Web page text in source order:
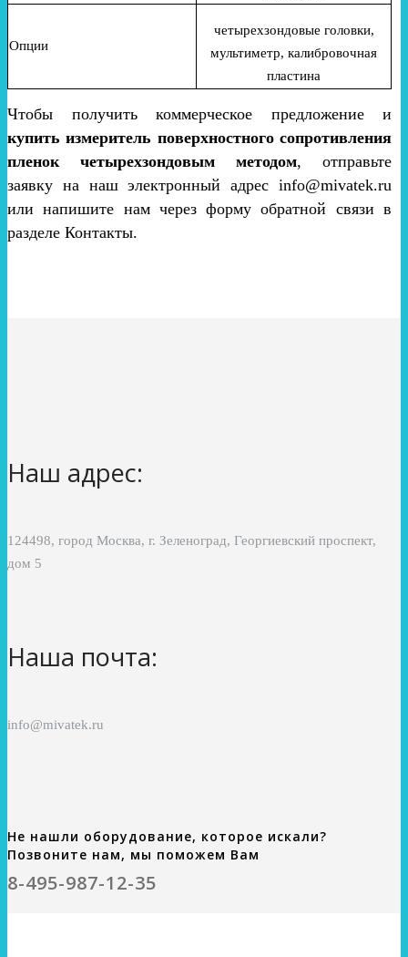
Опции
четырехзондовые головки,
мультиметр, калибровочная
пластина
Чтобы получить коммерческое предложение и
купить измеритель поверхностного сопротивления
пленок четырехзондовым методом, отправьте
заявку на наш электронный адрес info@mivatek.ru
или напишите нам через форму обратной связи в
разделе Контакты.
Наш адрес:
124498, город Москва, г. Зеленоград, Георгиевский проспект,
дом 5
Наша почта:
info@mivatek.ru
Не нашли оборудование, которое искали?
Позвоните нам, мы поможем Вам
8-495-987-12-35